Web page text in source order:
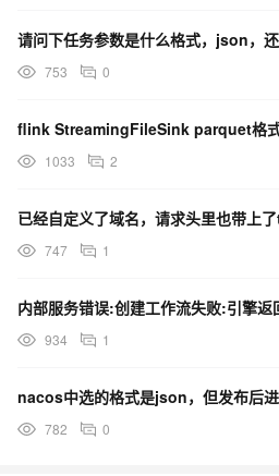
请问下任务参数是什么格式，json，
753 0
1033 2
747 1
934 1
782 0